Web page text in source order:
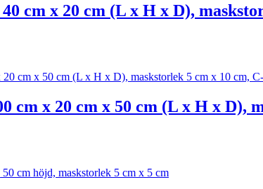
cm x 20 cm (L x H x D),
cm x 20 cm x 50 cm (L x H x D),